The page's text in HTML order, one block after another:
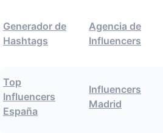
Generador de
Hashtags
Agencia de
Influencers
Top
Influencers
España
Influencers
Madrid